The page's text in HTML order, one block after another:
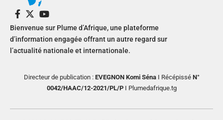
Bienvenue sur Plume d’Afrique, une plateforme
d’information engagée offrant un autre regard sur
l’actualité nationale et internationale.
Directeur de publication : EVEGNON Komi SénaI RécépisséN°
0042/HAAC/12-2021/PL/PI Plumedafrique.tg